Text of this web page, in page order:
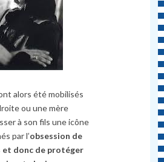
alors été mobilisés
ou une mère
à son fils une icône
par l’obsession de
et donc de protéger